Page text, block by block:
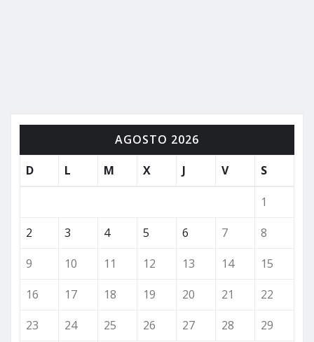
AGOSTO 2026
D
L M X J V S
1
2
3 4 5 6 7
8
9
10 11 12 13 14
15
16
17 18 19 20 21
22
23
24 25 26 27 28
29